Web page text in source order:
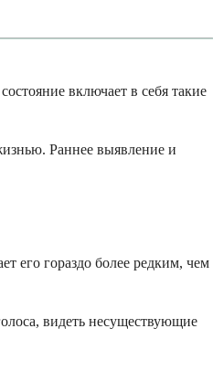
включает в себя такие
Раннее выявление и
его гораздо более редким, чем
видеть несуществующие